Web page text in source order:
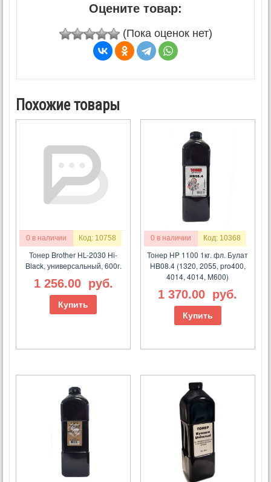
Оцените товар:
(Пока оценок нет)
Похожие товары
0 в наличии Код: 10758
Тонер Brother HL-2030 Hi-
Black, универсальный, 600г.
1 256.00 руб.
Купить
0 в наличии Код: 10368
Тонер HP 1100 1кг. фл. Булат
HB08.4 (1320, 2055, pro400,
4014, 4014, M600)
1 370.00 руб.
Купить